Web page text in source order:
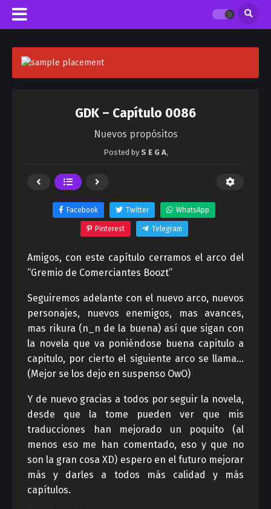
GDK – Capítulo 0086
Nuevos propósitos
Posted by S E G A,
Facebook Twitter WhatsApp
Pinterest Telegram
Amigos, con este capítulo cerramos el arco del
“Gremio de Comerciantes Boozt”
Seguiremos adelante con el nuevo arco, nuevos
personajes, nuevos enemigos, mas avances,
mas rikura (n_n de la buena) así que sigan con
la novela que va poniéndose buena capitulo a
capitulo, por cierto el siguiente arco se llama…
(Mejor se los dejo en suspenso OwO)
Y de nuevo gracias a todos por seguir la novela,
desde que la tome pueden ver que mis
traducciones han mejorado un poquito (al
menos eso me han comentado, eso y que no
son la gran cosa XD) espero en el futuro mejorar
más y darles a todos más calidad y más
capítulos.